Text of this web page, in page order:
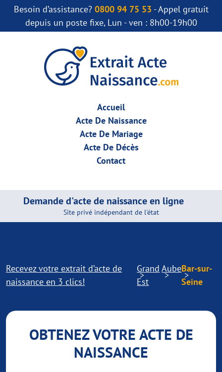
Besoin d’assistance? 0800 94 75 53 - Appel gratuit
depuis un poste fixe, Lun - ven : 8h00-19h00
Accueil
Acte De Naissance
Acte De Mariage
Acte De Décès
Contact
Demande d'acte de naissance en ligne
Site privé indépendant de l'état
Recevez votre extrait d’acte de
naissance en 3 clics!
Grand
Est
AubeBar-sur-
Seine
OBTENEZ VOTRE ACTE DE
NAISSANCE